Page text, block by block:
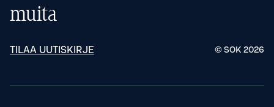
muita
TILAA UUTISKIRJE © SOK 2026